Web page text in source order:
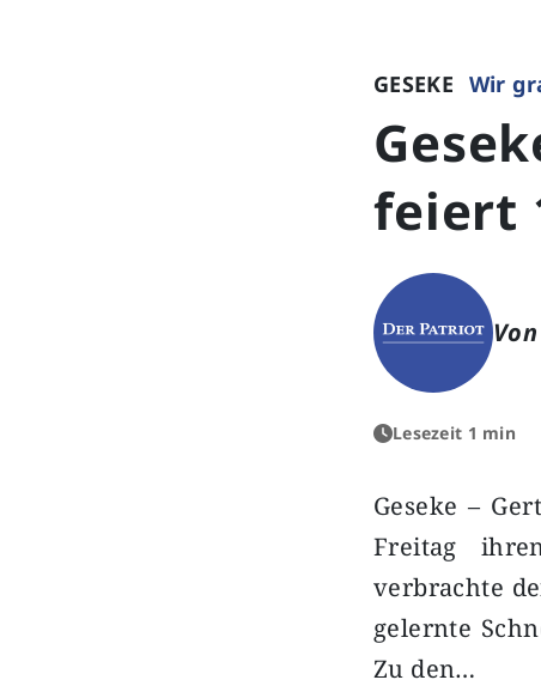
GESEKE Wir
feiert
Lesezeit 1 min
Geseke –
Freitag
verbrachte
gelernte
Zu den…